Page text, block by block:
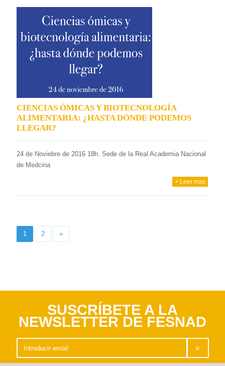
CIENCIAS ÓMICAS Y BIOTECNOLOGÍA
ALIMENTARIA: ¿HASTA DÓNDE PODEMOS
LLEGAR?
24 de Noviebre de 2016 18h. Sede de la Real Academia Nacional
de Medcina
+ Leer mas
1 2 »
SUSCRÍBETE A LA
NEWSLETTER DE FESNAD
ir